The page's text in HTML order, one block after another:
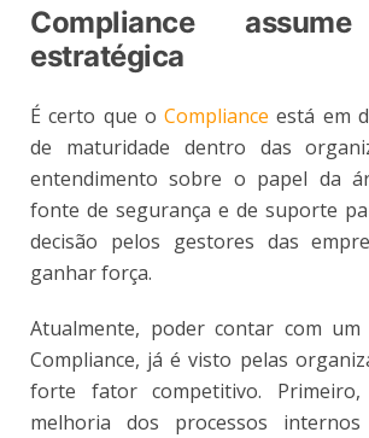
Compliance
estratégica
É certo que o Compliance está em
de maturidade dentro das
entendimento sobre o papel da
fonte de segurança e de suporte
decisão pelos gestores das
ganhar força.
Atualmente, poder contar com um
Compliance, já é visto pelas
forte fator competitivo.
melhoria dos processos